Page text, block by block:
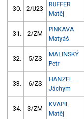
30. 2/U23
RUFFER
Matěj
31. 2/ZM
PINKAVA
Matyáš
32. 5/ZS
MALINSKÝ
Petr
33. 6/ZS
HANZEL
Jáchym
34. 3/ZM
KVAPIL
Matěj